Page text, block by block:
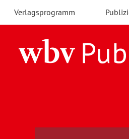
Verlagsprogramm